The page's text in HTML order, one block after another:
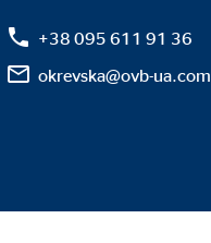
+38 095 611 91 36
okrevska@ovb-ua.com